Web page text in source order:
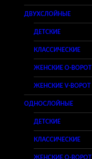
ДВУХСЛОЙНЫЕ
ДЕТСКИЕ
КЛАССИЧЕСКИЕ
ЖЕНСКИЕ O-ВОРОТ
ЖЕНСКИЕ V-ВОРОТ
ОДНОСЛОЙНЫЕ
ДЕТСКИЕ
КЛАССИЧЕСКИЕ
ЖЕНСКИЕ O-ВОРОТ